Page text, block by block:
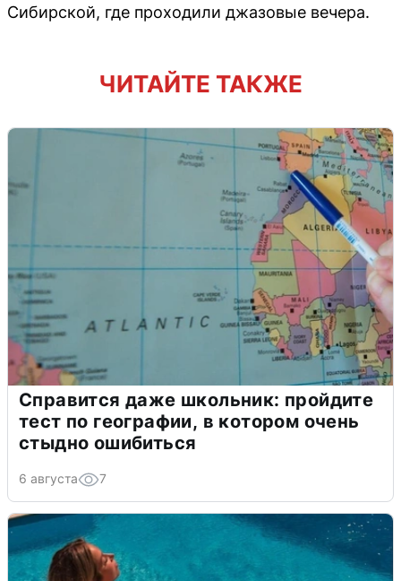
Сибирской, где проходили джазовые вечера.
ЧИТАЙТЕ ТАКЖЕ
Справится даже школьник: пройдите
тест по географии, в котором очень
стыдно ошибиться
6 августа 7